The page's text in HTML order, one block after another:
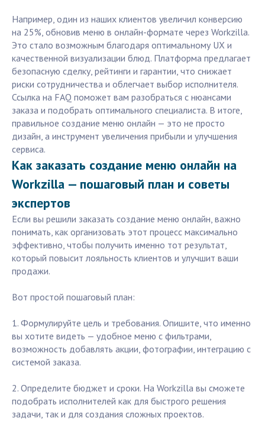
Например, один из наших клиентов увеличил конверсию
на 25%, обновив меню в онлайн-формате через Workzilla.
Это стало возможным благодаря оптимальному UX и
качественной визуализации блюд. Платформа предлагает
безопасную сделку, рейтинги и гарантии, что снижает
риски сотрудничества и облегчает выбор исполнителя.
Ссылка на FAQ поможет вам разобраться с нюансами
заказа и подобрать оптимального специалиста. В итоге,
правильное создание меню онлайн — это не просто
дизайн, а инструмент увеличения прибыли и улучшения
сервиса.
Как заказать создание меню онлайн на
Workzilla — пошаговый план и советы
экспертов
Если вы решили заказать создание меню онлайн, важно
понимать, как организовать этот процесс максимально
эффективно, чтобы получить именно тот результат,
который повысит лояльность клиентов и улучшит ваши
продажи.
Вот простой пошаговый план:
1. Формулируйте цель и требования. Опишите, что именно
вы хотите видеть — удобное меню с фильтрами,
возможность добавлять акции, фотографии, интеграцию с
системой заказа.
2. Определите бюджет и сроки. На Workzilla вы сможете
подобрать исполнителей как для быстрого решения
задачи, так и для создания сложных проектов.